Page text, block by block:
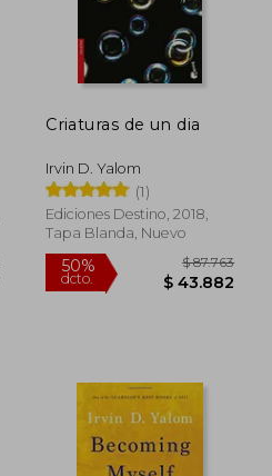
10%
dcto.
Criaturas de un dia
Irvin D. Yalom
(1)
Ediciones Destino, 2018,
Tapa Blanda, Nuevo